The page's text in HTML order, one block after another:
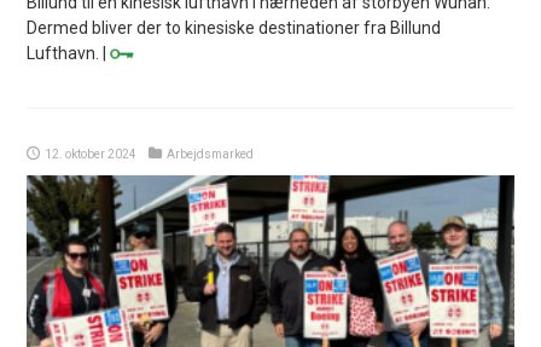
Dermed bliver der to kinesiske destinationer fra Billund
Lufthavn. |
12. oktober 2024 Arbejdsmarked